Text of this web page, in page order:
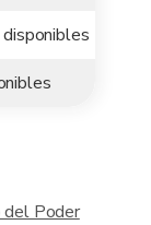
del Poder